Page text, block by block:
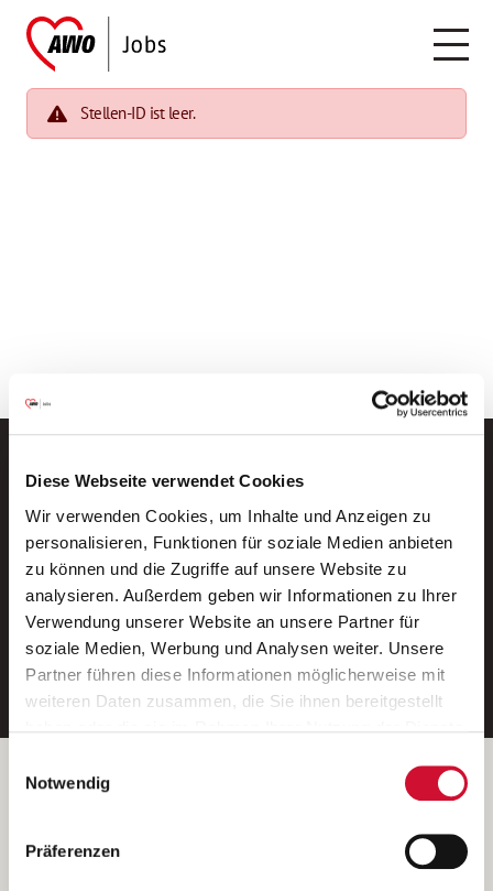
Diese Webseite verwendet Cookies
Wir verwenden Cookies, um Inhalte und Anzeigen zu
personalisieren, Funktionen für soziale Medien anbieten
zu können und die Zugriffe auf unsere Website zu
analysieren. Außerdem geben wir Informationen zu Ihrer
Verwendung unserer Website an unsere Partner für
soziale Medien, Werbung und Analysen weiter. Unsere
Partner führen diese Informationen möglicherweise mit
weiteren Daten zusammen, die Sie ihnen bereitgestellt
Wenn Sie auf „Cookies zulassen“ klicken, so stimmen
Sie der Speicherung sämtlicher Cookies zu. Sie können
Ihre Einwilligung selbstverständlich jederzeit widerrufen,
indem Sie die Cookie-Einstellungen aufrufen und diese
Notwendig
Präferenzen
Stellen-ID ist leer.
Neue Stellen per E-Mail.
Ein kostenloser Service von AWO
Jobs.
E-Mail-Adresse eintragen
Betreiber der Webseite
Kantstraße 45a